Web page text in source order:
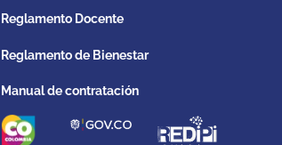
Reglamento Docente
Reglamento de Bienestar
Manual de contratación